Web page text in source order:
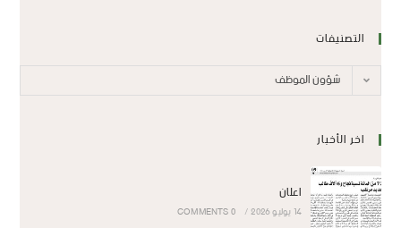
التصنيفات
شؤون الموظف
اخر الأخبار
اعلان
14 يوليو 2026 /
0 COMMENTS